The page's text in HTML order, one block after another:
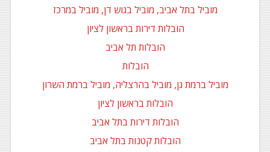
מוביל בתל אביב, מוביל בגוש דן, מוביל במרכז
הובלות דירות בראשון לציון
הובלות תל אביב
הובלות
מוביל ברמת גן, מוביל בהרצליה, מוביל ברמת השרון
הובלות בראשון לציון
הובלות דירות בתל אביב
הובלות קטנות בתל אביב